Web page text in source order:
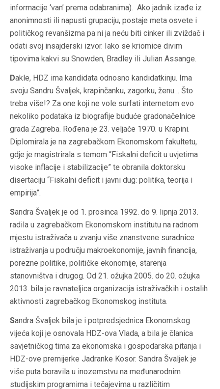
informacije ‘van’ prema odabranima). Ako jadnik izađe iz
anonimnosti ili napusti grupaciju, postaje meta osvete i
političkog revanšizma pa ni ja neću biti cinker ili zviždač i
odati svoj insajderski izvor. Iako se kriomice divim
tipovima kakvi su Snowden, Bradley ili Julian Assange.
Dakle, HDZ ima kandidata odnosno kandidatkinju. Ima
svoju Sandru Švaljek, krapinčanku, zagorku, ženu… Što
treba više!? Za one koji ne vole surfati internetom evo
nekoliko podataka iz biografije buduće gradonačelnice
grada Zagreba. Rođena je 23. veljače 1970. u Krapini.
Diplomirala je na zagrebačkom Ekonomskom fakultetu,
gdje je magistrirala s temom “Fiskalni deficit u uvjetima
visoke inflacije i stabilizacije” te obranila doktorsku
disertaciju “Fiskalni deficit i javni dug: politika, teorija i
empirija”.
Sandra Švaljek je od 1. prosinca 1992. do 9. lipnja 2013.
radila u zagrebačkom Ekonomskom institutu na radnom
mjestu istraživača u zvanju više znanstvene suradnice
istraživanja u području makroekonomije, javnih financija,
porezne politike, političke ekonomije, starenja
stanovništva i drugog. Od 21. ožujka 2005. do 20. ožujka
2013. bila je ravnateljica organizacija istraživačkih i ostalih
aktivnosti zagrebačkog Ekonomskog instituta.
Sandra Švaljek bila je i potpredsjednica Ekonomskog
vijeća koji je osnovala HDZ-ova Vlada, a bila je članica
savjetničkog tima za ekonomska i gospodarska pitanja i
HDZ-ove premijerke Jadranke Kosor. Sandra Švaljek je
više puta boravila u inozemstvu na međunarodnim
studijskim programima i tečajevima u različitim